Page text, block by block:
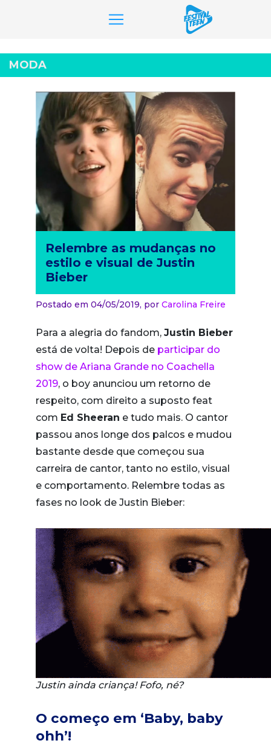
para
o
conteúdo
MODA
Relembre as mudanças no
estilo e visual de Justin
Bieber
Postado em 04/05/2019, por Carolina Freire
Para a alegria do fandom, Justin Bieber
está de volta! Depois de participar do
show de Ariana Grande no Coachella
2019, o boy anunciou um retorno de
respeito, com direito a suposto feat
com Ed Sheeran e tudo mais. O cantor
passou anos longe dos palcos e mudou
bastante desde que começou sua
carreira de cantor, tanto no estilo, visual
e comportamento. Relembre todas as
fases no look de Justin Bieber:
Justin ainda criança! Fofo, né?
O começo em ‘Baby, baby
ohh’!